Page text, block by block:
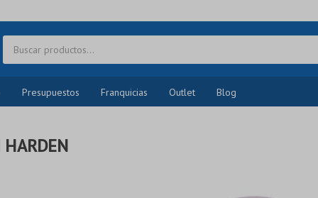
Presupuestos Franquicias Outlet Blog